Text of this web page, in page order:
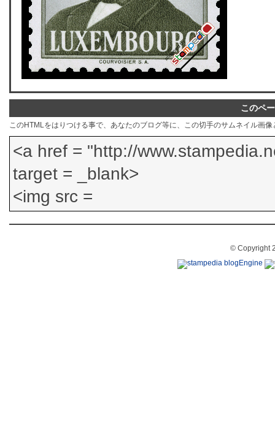
このペ
このHTMLをはりつける事で、あなたのブログ等に、この切手のサムネイル画
© Copyright